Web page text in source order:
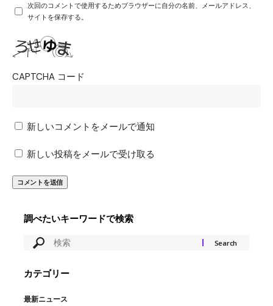
次回のコメントで使用するためブラウザーに自分の名前、メールアドレス、
サイトを保存する。
CAPTCHA コード
新しいコメントをメールで通知
新しい投稿をメールで受け取る
調べたいキーワードで検索
カテゴリー
最新ニュース